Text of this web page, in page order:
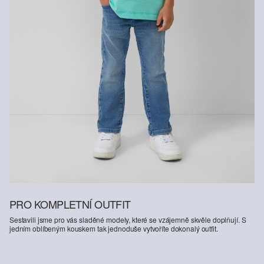
vlákna z obnovitelných zdrojů. Pěstování surovin k jejich výrobě je
Podpora Better Cotton: Když se rozhodnete pro naše výrobky z
bavlny, podpoříte tím naši investici do úsilí organizace Better
Cotton pomáhat komunitám, aby se zachovaly a prosperovaly. A
zároveň podpoříte jejich snahu chránit a obnovovat životní
prostředí. Organizace Better Cotton podporuje zemědělské
komunity ze sociálního, ekologického a ekonomického hlediska
tak, že školí zemědělce v oblasti udržitelnějších zemědělských
metod. Tento výrobek byl vyroben systémem hmotnostní bilance, a
proto bavlnu Better Cotton nemusí obsahovat. Další informace
soliver-group.com
PRO KOMPLETNÍ OUTFIT
Sestavili jsme pro vás sladěné modely, které se vzájemně skvěle doplňují. S
jedním oblíbeným kouskem tak jednoduše vytvoříte dokonalý outfit.